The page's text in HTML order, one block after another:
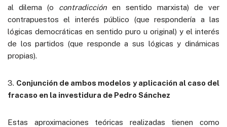
al dilema (o contradicción en sentido marxista) de ver
contrapuestos el interés público (que respondería a las
lógicas democráticas en sentido puro u original) y el interés
de los partidos (que responde a sus lógicas y dinámicas
propias).
3. Conjunción de ambos modelos y aplicación al caso del
fracaso en la investidura de Pedro Sánchez
Estas aproximaciones teóricas realizadas tienen como